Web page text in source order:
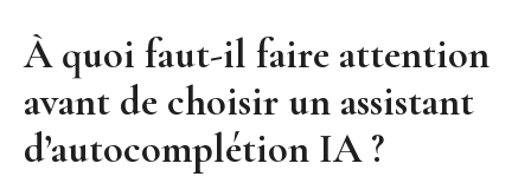
À quoi faut-il faire attention
avant de choisir un assistant
d’autocomplétion IA ?